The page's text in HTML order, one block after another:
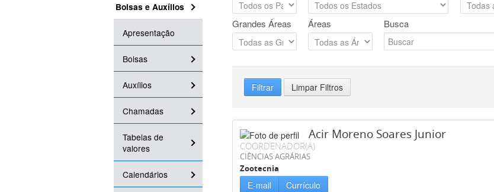
Bolsas e Auxílios
Apresentação
Bolsas
Auxílios
Chamadas
Tabelas de
valores
Calendários
Grandes Áreas Áreas Busca
Filtrar Limpar Filtros
Acir Moreno Soares Junior
COORDENADOR(A)
CIÊNCIAS AGRÁRIAS
Zootecnia
E-mail Currículo